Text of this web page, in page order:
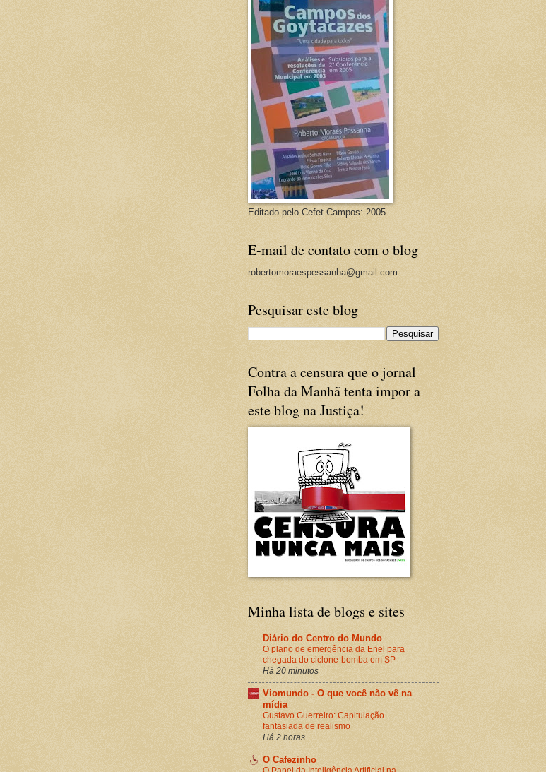
Editado pelo Cefet Campos: 2005
E-mail de contato com o blog
robertomoraespessanha@gmail.com
Pesquisar este blog
Contra a censura que o jornal
Folha da Manhã tenta impor a
este blog na Justiça!
Minha lista de blogs e sites
Diário do Centro do Mundo
O plano de emergência da Enel para
chegada do ciclone-bomba em SP
Há 20 minutos
Viomundo - O que você não vê na
mídia
Gustavo Guerreiro: Capitulação
fantasiada de realismo
Há 2 horas
O Cafezinho